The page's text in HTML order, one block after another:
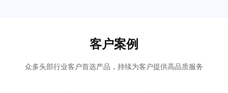
客户案例
众多头部行业客户首选产品，持续为客户提供高品质服务